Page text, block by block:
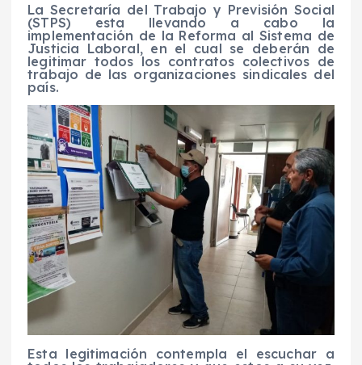
La Secretaría del Trabajo y Previsión Social
(STPS) esta llevando a cabo la
implementación de la Reforma al Sistema de
Justicia Laboral, en el cual se deberán de
legitimar todos los contratos colectivos de
trabajo de las organizaciones sindicales del
país.
Esta legitimación contempla el escuchar a